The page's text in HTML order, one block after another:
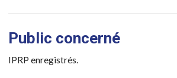
Public concerné
IPRP enregistrés.